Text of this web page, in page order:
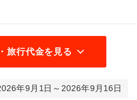
旅行代金を見る
年9月1日～2026年9月16日
名様から出発可能な個人型プランで
。
です。
1名様1室利用でも追加料金がかからない